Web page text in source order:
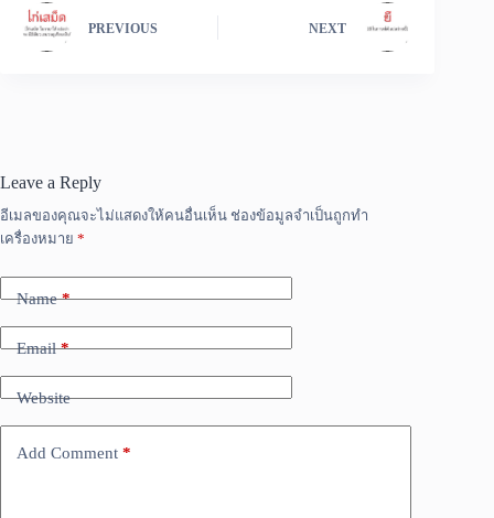
PREVIOUS NEXT
Leave a Reply
อีเมลของคุณจะไม่แสดงให้คนอื่นเห็น ช่องข้อมูลจำเป็นถูกทำ
เครื่องหมาย *
Name*
Email*
Website
Add Comment *